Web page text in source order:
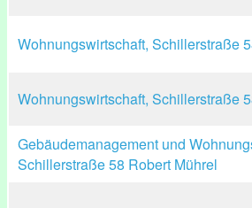
Wohnungswirtschaft, Schillerstraße
Wohnungswirtschaft, Schillerstraße
Gebäudemanagement und
Schillerstraße 58 Robert Mührel